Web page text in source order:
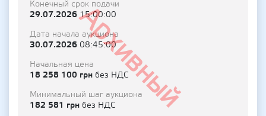
Архивный
Конечный срок подачи
29.07.202615:00:00
Дата начала аукциона
30.07.2026 08:45:00
Начальная цена
18 258 100 грн без НДС
Минимальный шаг аукциона
182 581 грн без НДС